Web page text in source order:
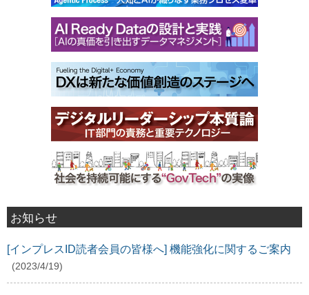
お知らせ
[インプレスID読者会員の皆様へ] 機能強化に関するご案内
(2023/4/19)